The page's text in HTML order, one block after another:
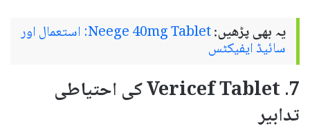
یہ بھی پڑھیں: Neege 40mg Tablet: استعمال اور
سائیڈ ایفیکٹس
7. Vericef Tablet کی احتیاطی
تدابیر